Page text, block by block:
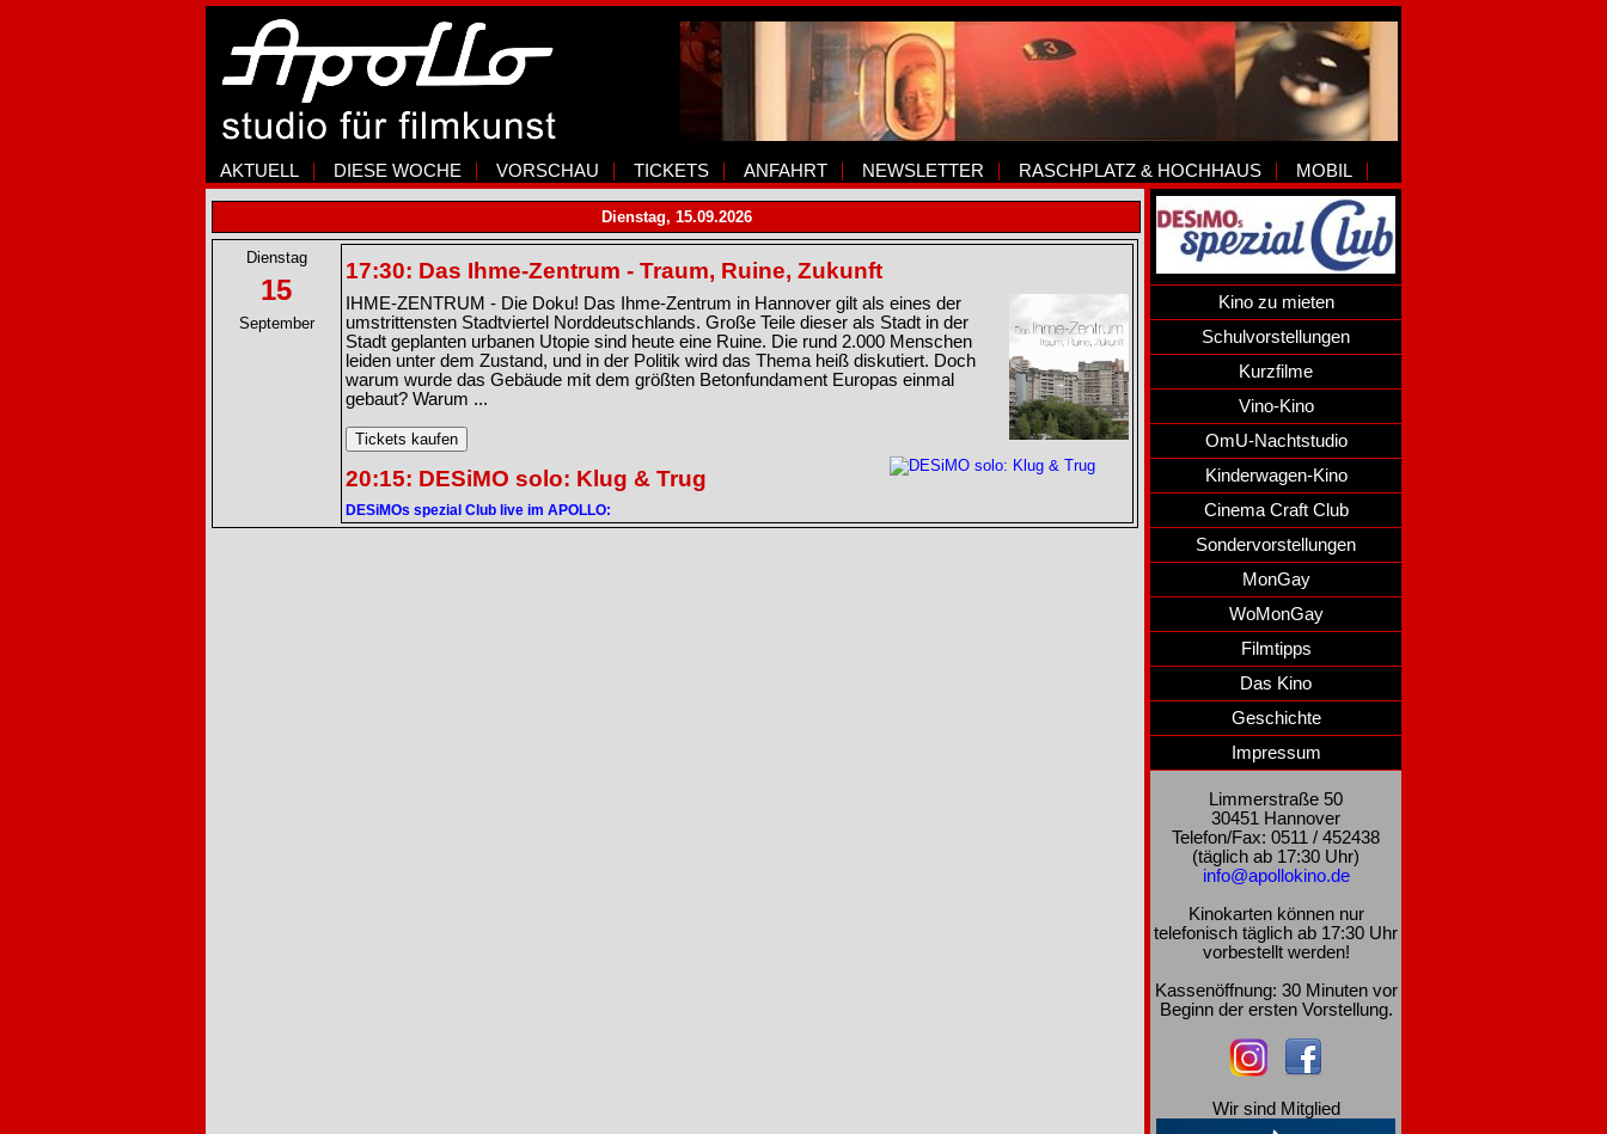
AKTUELL DIESE WOCHE VORSCHAU TICKETS ANFAHRT NEWSLETTER RASCHPLATZ & HOCHHAUS MOBIL
Kino zu mieten
Schulvorstellungen
Kurzfilme
Vino-Kino
OmU-Nachtstudio
Kinderwagen-Kino
Cinema Craft Club
Sondervorstellungen
MonGay
WoMonGay
Filmtipps
Das Kino
Geschichte
Impressum
Limmerstraße 50
30451 Hannover
Telefon/Fax: 0511 / 452438
(täglich ab 17:30 Uhr)
info@apollokino.de
Kinokarten können nur
telefonisch täglich ab 17:30 Uhr
vorbestellt werden!
Kassenöffnung: 30 Minuten vor
Beginn der ersten Vorstellung.
Wir sind Mitglied
Dienstag, 15.09.2026
Dienstag
15
September
17:30: Das Ihme-Zentrum - Traum, Ruine, Zukunft
IHME-ZENTRUM - Die Doku! Das Ihme-Zentrum in Hannover gilt als eines der
umstrittensten Stadtviertel Norddeutschlands. Große Teile dieser als Stadt in der
Stadt geplanten urbanen Utopie sind heute eine Ruine. Die rund 2.000 Menschen
leiden unter dem Zustand, und in der Politik wird das Thema heiß diskutiert. Doch
warum wurde das Gebäude mit dem größten Betonfundament Europas einmal
gebaut? Warum ...
20:15: DESiMO solo: Klug & Trug
DESiMOs spezial Club live im APOLLO: